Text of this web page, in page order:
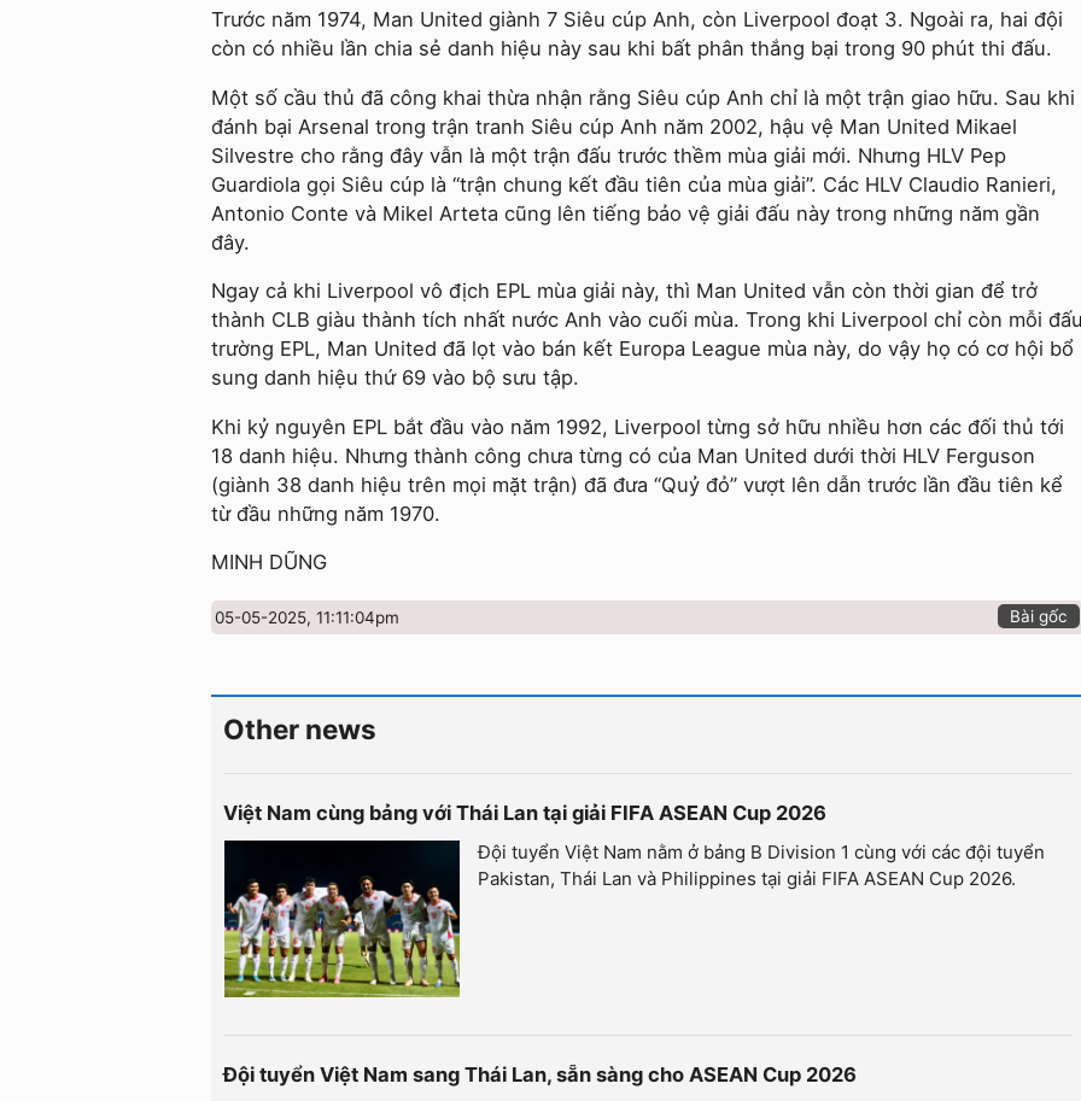
Trước năm 1974, Man United giành 7 Siêu cúp Anh, còn Liverpool đoạt 3. Ngoài ra, hai đội
còn có nhiều lần chia sẻ danh hiệu này sau khi bất phân thắng bại trong 90 phút thi đấu.
Một số cầu thủ đã công khai thừa nhận rằng Siêu cúp Anh chỉ là một trận giao hữu. Sau khi
đánh bại Arsenal trong trận tranh Siêu cúp Anh năm 2002, hậu vệ Man United Mikael
Silvestre cho rằng đây vẫn là một trận đấu trước thềm mùa giải mới. Nhưng HLV Pep
Guardiola gọi Siêu cúp là “trận chung kết đầu tiên của mùa giải”. Các HLV Claudio Ranieri,
Antonio Conte và Mikel Arteta cũng lên tiếng bảo vệ giải đấu này trong những năm gần
đây.
Ngay cả khi Liverpool vô địch EPL mùa giải này, thì Man United vẫn còn thời gian để trở
thành CLB giàu thành tích nhất nước Anh vào cuối mùa. Trong khi Liverpool chỉ còn mỗi
trường EPL, Man United đã lọt vào bán kết Europa League mùa này, do vậy họ có cơ hội bổ
sung danh hiệu thứ 69 vào bộ sưu tập.
Khi kỷ nguyên EPL bắt đầu vào năm 1992, Liverpool từng sở hữu nhiều hơn các đối thủ tới
18 danh hiệu. Nhưng thành công chưa từng có của Man United dưới thời HLV Ferguson
(giành 38 danh hiệu trên mọi mặt trận) đã đưa “Quỷ đỏ” vượt lên dẫn trước lần đầu tiên kể
từ đầu những năm 1970.
MINH DŨNG
05-05-2025, 11:11:04pm Bài gốc
Other news
Việt Nam cùng bảng với Thái Lan tại giải FIFA ASEAN Cup 2026
Đội tuyển Việt Nam nằm ở bảng B Division 1 cùng với các đội tuyển
Pakistan, Thái Lan và Philippines tại giải FIFA ASEAN Cup 2026.
Đội tuyển Việt Nam sang Thái Lan, sẵn sàng cho ASEAN Cup 2026